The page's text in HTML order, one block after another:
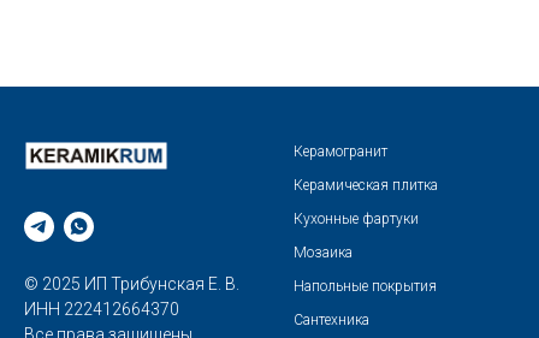
© 2025 ИП Трибунская Е. В.
ИНН 222412664370
Керамогранит
Керамическая плитка
Кухонные фартуки
Мозаика
Напольные покрытия
Сантехника